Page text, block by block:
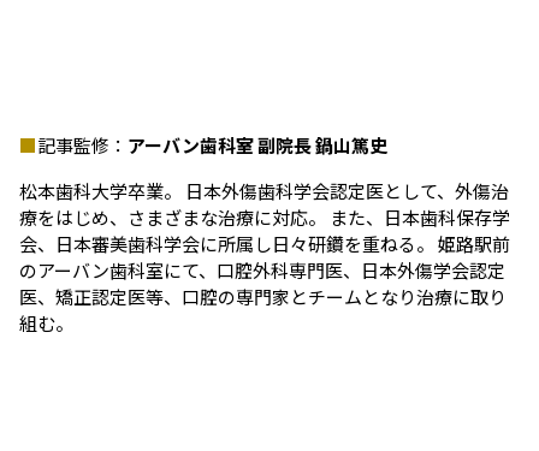
記事監修： アーバン歯科室 副院長 鍋山篤史
松本歯科大学卒業。 日本外傷歯科学会認定医として、外傷治
療をはじめ、さまざまな治療に対応。 また、日本歯科保存学
会、日本審美歯科学会に所属し日々研鑽を重ねる。 姫路駅前
のアーバン歯科室にて、口腔外科専門医、日本外傷学会認定
医、矯正認定医等、口腔の専門家とチームとなり治療に取り
組む。